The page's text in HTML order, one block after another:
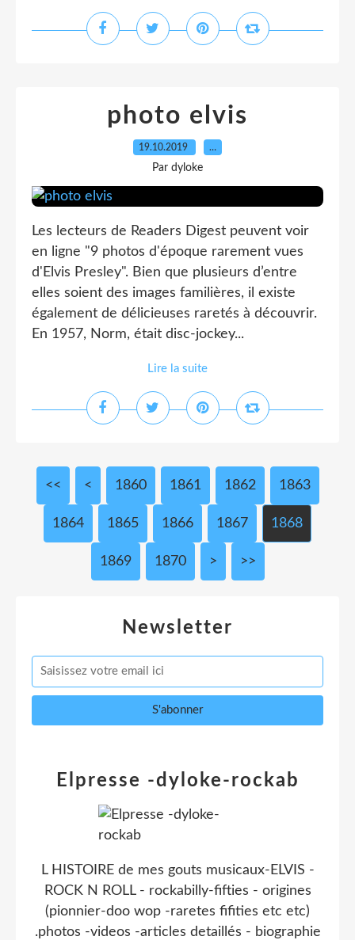
photo elvis
19.10.2019 …
Par dyloke
Les lecteurs de Readers Digest peuvent voir
en ligne "9 photos d'époque rarement vues
d'Elvis Presley". Bien que plusieurs d’entre
elles soient des images familières, il existe
également de délicieuses raretés à découvrir.
En 1957, Norm, était disc-jockey...
Lire la suite
<< < 1800
1810
1820
1830
1840
1850
1860 1861 1862 1863
1864 1865 1866 1867 1868
1869 1870 1880
1890
1900
2000
2100
2200
2300
2400
2500
2600
2700
2800
2900
3000
> >>
Newsletter
Elpresse -dyloke-rockab
L HISTOIRE de mes gouts musicaux-ELVIS -
ROCK N ROLL - rockabilly-fifties - origines
(pionnier-doo wop -raretes fifities etc etc)
.photos -videos -articles detaillés - biographie